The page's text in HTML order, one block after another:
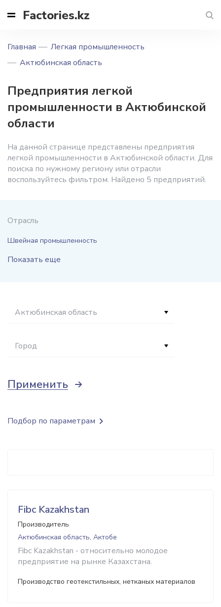
Factories.kz
Главная
Легкая промышленность
Актюбинская область
Предприятия легкой
промышленности в Актюбинской
области
На данной странице представлены предприятия
легкой промышленности в Актюбинской области. Для
поиска по нужному региону или отрасли
воспользуйтесь фильтром. Найдено 5 предприятий.
Отрасль
Швейная промышленность
Показать еще
Актюбинская область
Город
Применить
Fibc Kazakhstan
Производитель
Актюбинская область, Актобе
Fibc Kazakhstan - относительно молодое
предприятие на рынке Казахстана.
Производство геотекстильных, нетканых материалов
Подбор по параметрам